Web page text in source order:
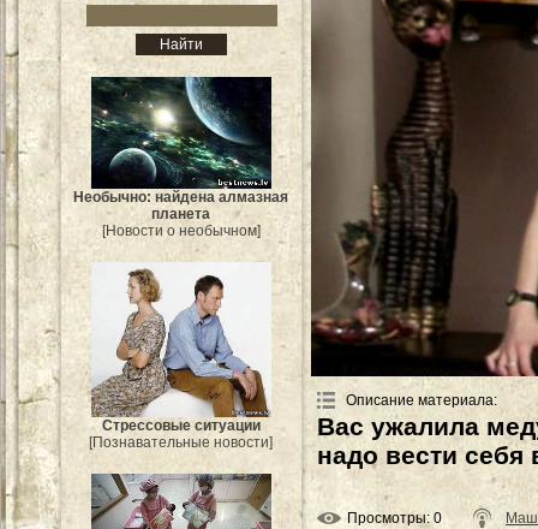
Необычно: найдена алмазная
планета
[Новости о необычном]
Стрессовые ситуации
[Познавательные новости]
Описание материала:
Вас ужалила
надо вести себя
Просмотры: 0